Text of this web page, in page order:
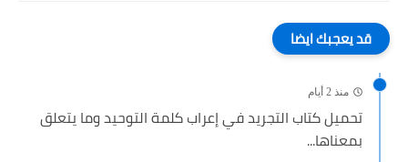
قد يعجبك ايضا
منذ 2 أيام
تحميل كتاب التجريد في إعراب كلمة التوحيد وما يتعلق
بمعناها...